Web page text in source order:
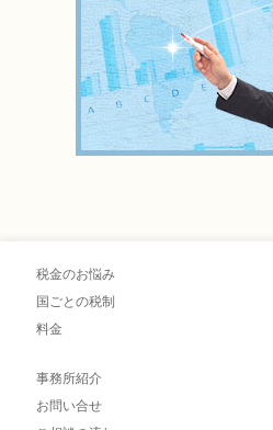
税金のお悩み
国ごとの税制
料金
事務所紹介
お問い合せ